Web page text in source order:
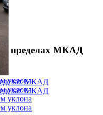
в пределах МКАД